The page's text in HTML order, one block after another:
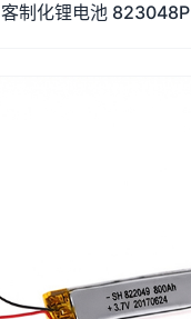
客制化锂电池 823048P